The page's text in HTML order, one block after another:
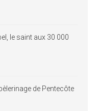
le saint aux 30 000
de Pentecôte